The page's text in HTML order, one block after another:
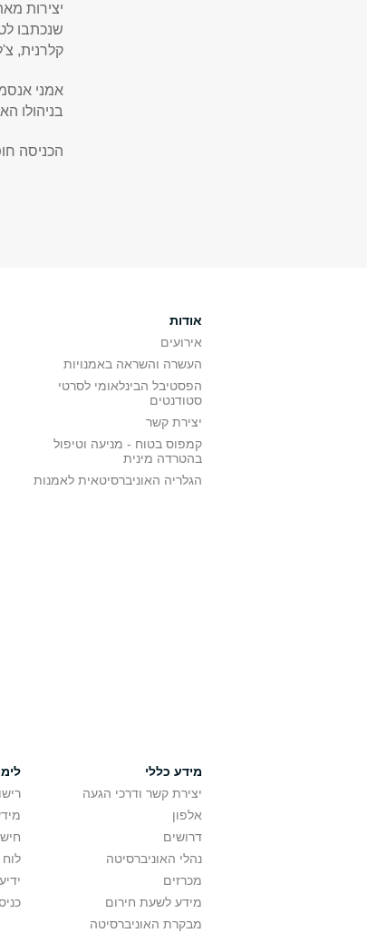
יצירות
שנכתבו
קלרנית,
אמני אנסמבל המאה ה-21, אנסמבל
בניהולו
הכניסה
אודות
אירועים
העשרה והשראה באמנויות
הפסטיבל הבינלאומי לסרטי
סטודנטים
יצירת קשר
קמפוס בטוח - מניעה וטיפול
בהטרדה מינית
הגלריה האוניברסיטאית לאמנות
מידע כללי
יצירת קשר ודרכי הגעה
אלפון
דרושים
נהלי האוניברסיטה
מכרזים
מידע לשעת חירום
מבקרת האוניברסיטה